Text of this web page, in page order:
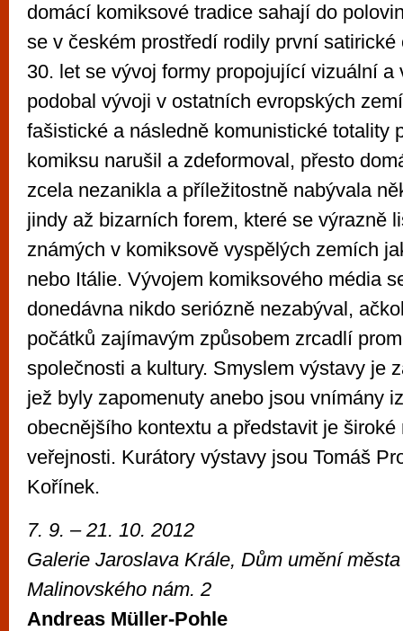
domácí komiksové tradice sahají do
se v českém prostředí rodily první satirické
30. let se vývoj formy propojující vizuální a
podobal vývoji v ostatních evropských
fašistické a následně komunistické totality
komiksu narušil a zdeformoval, přesto
zcela nezanikla a příležitostně nabývala
jindy až bizarních forem, které se výrazně
známých v komiksově vyspělých zemích
nebo Itálie. Vývojem komiksového média
donedávna nikdo seriózně nezabýval,
počátků zajímavým způsobem zrcadlí
společnosti a kultury. Smyslem výstavy je
jež byly zapomenuty anebo jsou vnímány
obecnějšího kontextu a představit je široké
veřejnosti. Kurátory výstavy jsou Tomáš
Kořínek.
7. 9. – 21. 10. 2012
Galerie Jaroslava Krále, Dům umění
Malinovského nám. 2
Andreas Müller-Pohle